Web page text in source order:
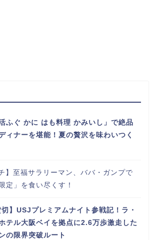
ふぐ かに はも料理 かみいし」で絶品
ィナーを堪能！夏の贅沢を味わいつく
】至福サラリーマン、ババ・ガンプで
定」を食い尽くす！
切】USJプレミアムナイト参戦記！ラ・
テル大阪ベイを拠点に2.6万歩激走した
の限界突破ルート